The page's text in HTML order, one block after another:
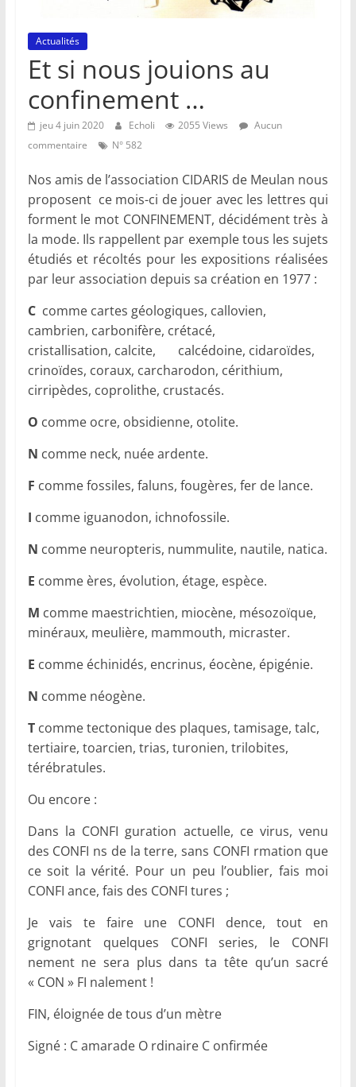
Actualités
Et si nous jouions au
confinement …
jeu 4 juin 2020 Echoli 2055 Views
Aucun
commentaire
N° 582
Nos amis de l’association CIDARIS de Meulan nous
proposent ce mois-ci de jouer avec les lettres qui
forment le mot CONFINEMENT, décidément très à
la mode. Ils rappellent par exemple tous les sujets
étudiés et récoltés pour les expositions réalisées
par leur association depuis sa création en 1977 :
Ccomme cartes géologiques, callovien,
cambrien, carbonifère, crétacé,
cristallisation, calcite, calcédoine, cidaroïdes,
crinoïdes, coraux, carcharodon, cérithium,
cirripèdes, coprolithe, crustacés.
O comme ocre, obsidienne, otolite.
N comme neck, nuée ardente.
F comme fossiles, faluns, fougères, fer de lance.
I comme iguanodon, ichnofossile.
N comme neuropteris, nummulite, nautile, natica.
E comme ères, évolution, étage, espèce.
M comme maestrichtien, miocène, mésozoïque,
minéraux, meulière, mammouth, micraster.
E comme échinidés, encrinus, éocène, épigénie.
N comme néogène.
Tcomme tectonique des plaques, tamisage, talc,
tertiaire, toarcien, trias, turonien, trilobites,
térébratules.
Ou encore :
Dans la CONFI guration actuelle, ce virus, venu
des CONFI ns de la terre, sans CONFI rmation que
ce soit la vérité. Pour un peu l’oublier, fais moi
CONFI ance, fais des CONFI tures ;
Je vais te faire une CONFI dence, tout en
grignotant quelques CONFI series, le CONFI
nement ne sera plus dans ta tête qu’un sacré
« CON » FI nalement !
FIN, éloignée de tous d’un mètre
Signé : C amarade O rdinaire C onfirmée